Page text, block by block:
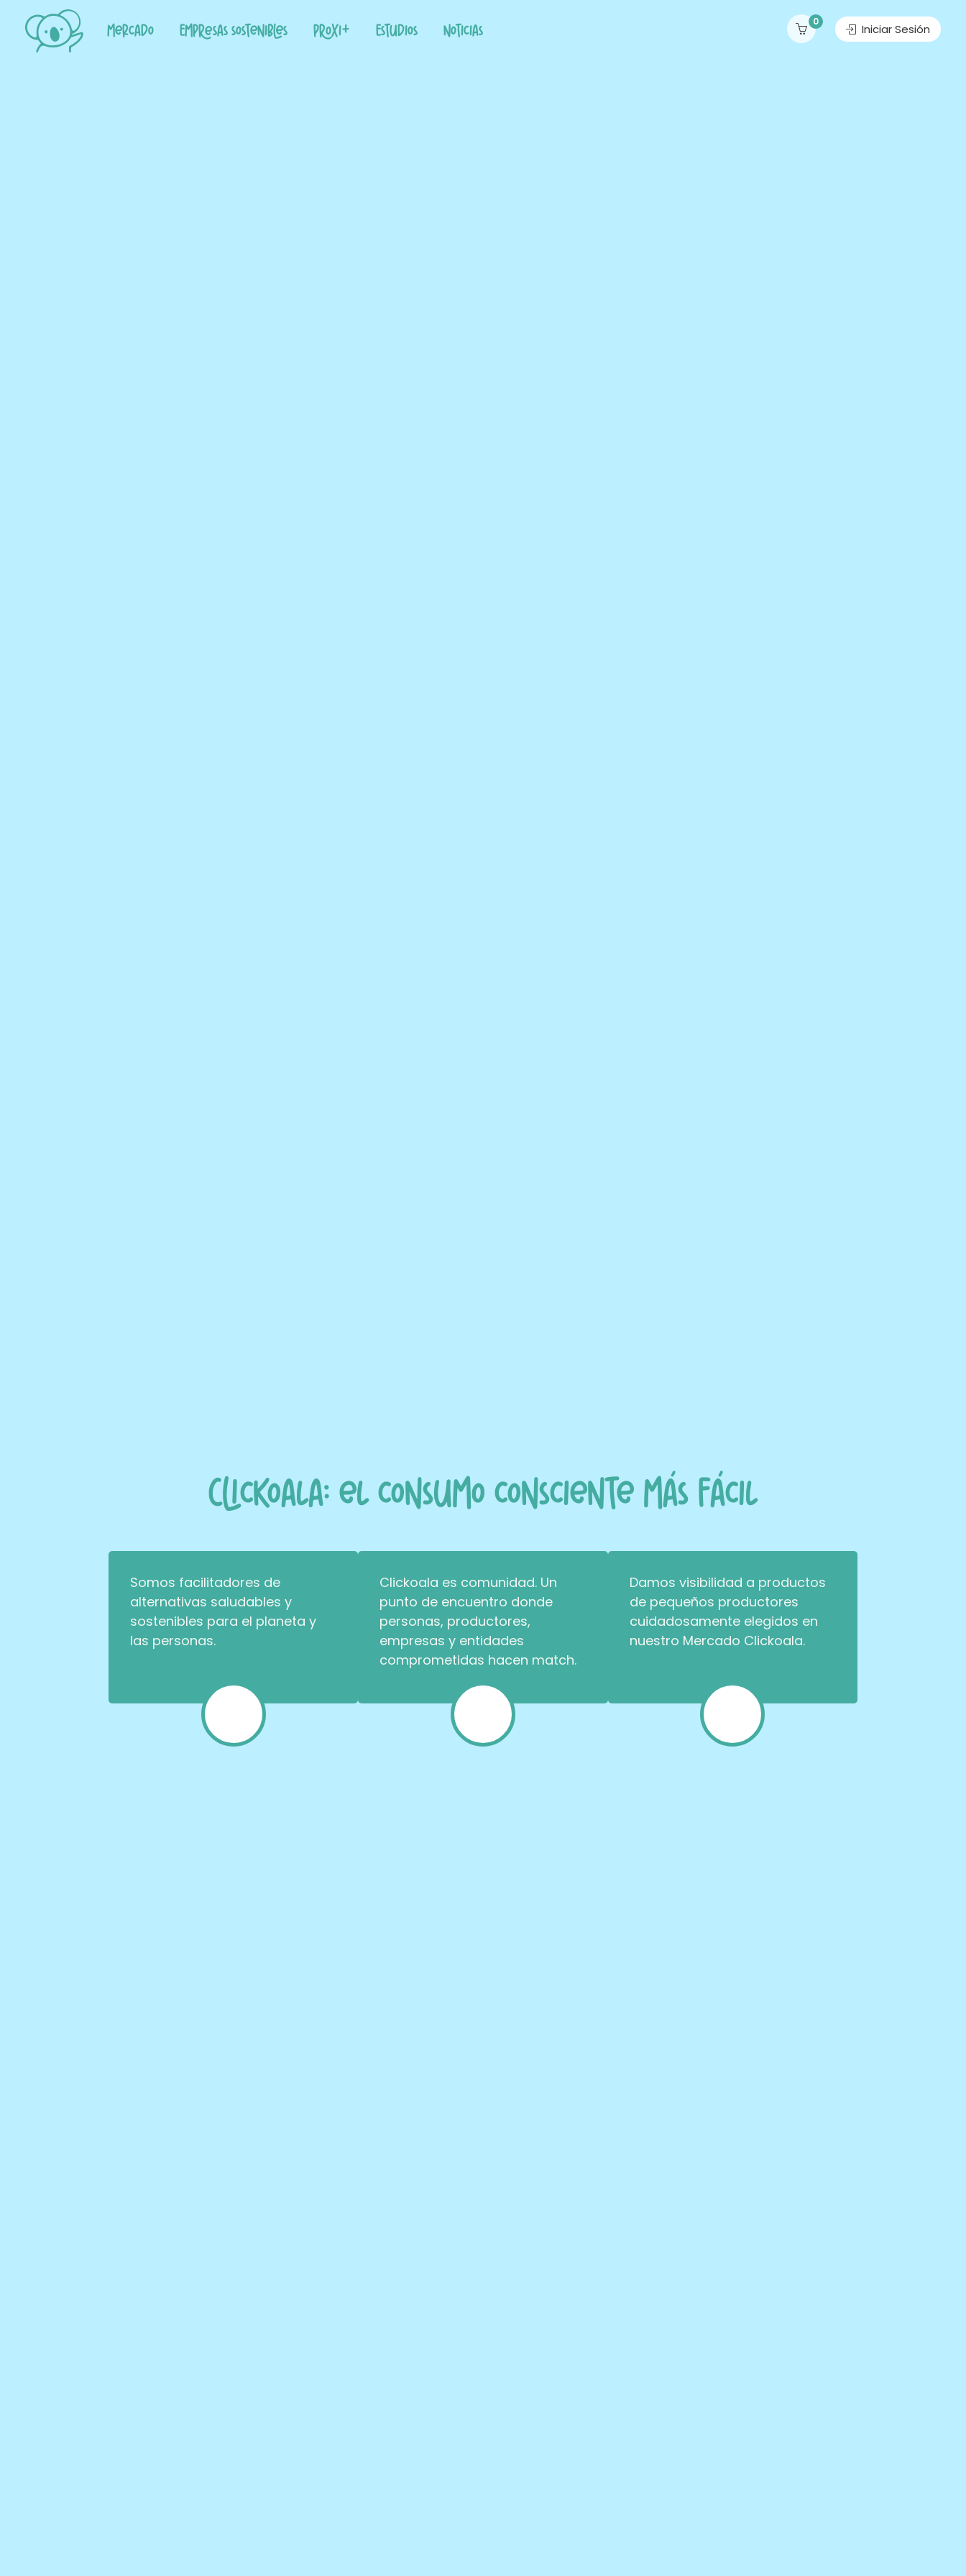
Mercado Empresas sostenibles Proxi+ Estudios Noticias
0
Iniciar Sesión
Clickoala: el consumo consciente más fácil
Somos facilitadores de
alternativas saludables y
sostenibles para el planeta y
las personas.
Clickoala es comunidad. Un
punto de encuentro donde
personas, productores,
empresas y entidades
comprometidas hacen match.
Damos visibilidad a productos
de pequeños productores
cuidadosamente elegidos en
nuestro Mercado Clickoala.